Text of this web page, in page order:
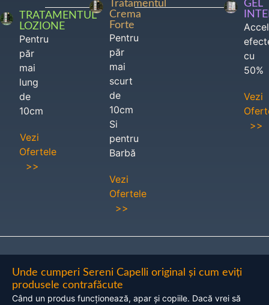
TRATAMENTUL
LOZIONE
Pentru
păr
mai
lung
de
10cm
Vezi
Ofertele
>>
Tratamentul
Crema
Forte
Pentru
păr
mai
scurt
de
10cm
Si
pentru
Barbă
Vezi
Ofertele
>>
GEL
cu
50%
Vezi
>>
Unde cumperi Sereni Capelli original și cum eviți
produsele contrafăcute
Când un produs funcționează, apar și copiile. Dacă vrei să